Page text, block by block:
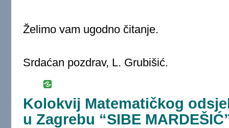
Želimo vam ugodno čitanje.
Srdaćan pozdrav, L. Grubišić.
Kolokvij Matematičkog
u Zagrebu “SIBE